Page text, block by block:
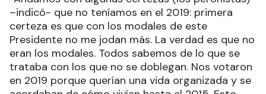
–indicó- que no teníamos en el 2019: primera
certeza es que con los modales de este
Presidente no me jodan más. La verdad es que no
eran los modales. Todos sabemos de lo que se
trataba con los que no se doblegan. Nos votaron
en 2019 porque querían una vida organizada y se